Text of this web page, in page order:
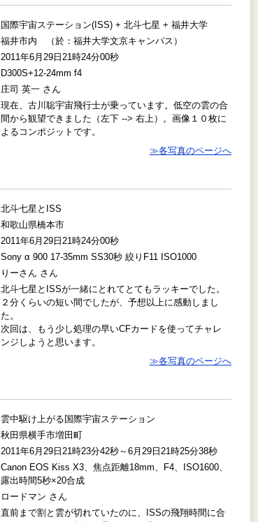
国際宇宙ステーション(ISS) + 北斗七星 + 福井大学
福井市内 （於：福井大学文京キャンパス）
2011年6月29日21時24分00秒
D300S+12-24mm f4
庄司 英一 さん
現在、古川聡宇宙飛行士が乗っています。低空の雲の合
間から観望できました（左下 --> 右上）。画像１０枚に
よるコンポジットです。
≫各写真のページへ
北斗七星とISS
和歌山県橋本市
2011年6月29日21時24分00秒
Sony α 900 17-35mm SS30秒 絞りF11 ISO1000
りーさん さん
北斗七星とISSが一緒にとれてとてもラッキーでした。
２分くらいの短い間でしたが、予想以上に感動しまし
た。
次回は、もう少し処理の早いCFカードを使ってチャレ
ンジしようと思います。
≫各写真のページへ
雲中駆け上がる国際宇宙ステーション
秋田県横手市増田町
2011年6月29日21時23分42秒～6月29日21時25分38秒
Canon EOS Kiss X3、焦点距離18mm、F4、ISO1600、
露出時間5秒×20合成
ロードマン さん
直前まで割と雲が切れていたのに、ISSの飛翔時間に合